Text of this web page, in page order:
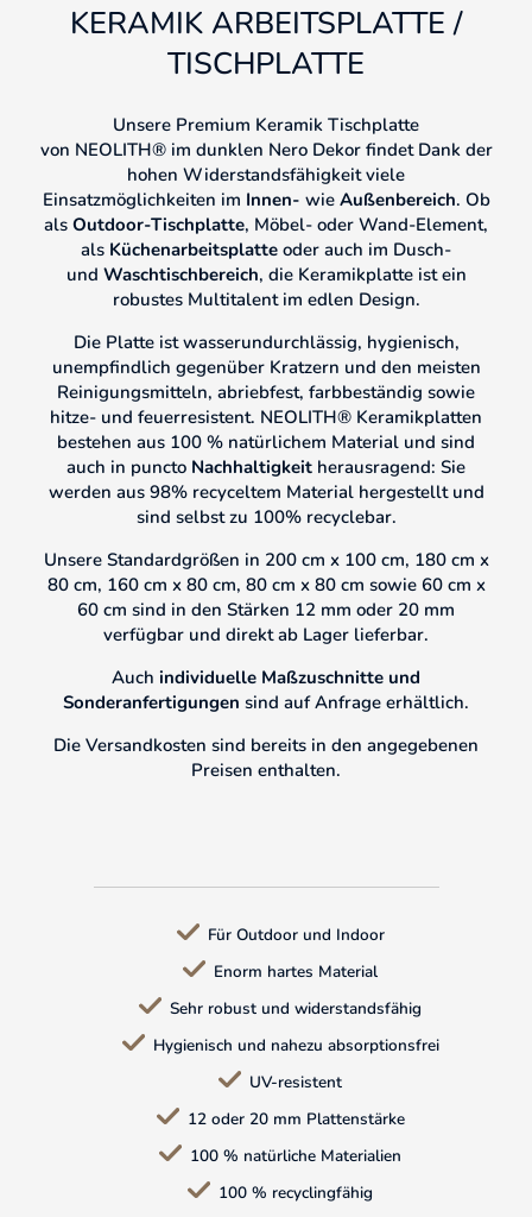
KERAMIK ARBEITSPLATTE /
TISCHPLATTE
Unsere Premium Keramik Tischplatte
von NEOLITH® im dunklen Nero Dekor findet Dank der
hohen Widerstandsfähigkeit viele
Einsatzmöglichkeiten im Innen- wie Außenbereich. Ob
als Outdoor-Tischplatte, Möbel- oder Wand-Element,
als Küchenarbeitsplatte oder auch im Dusch-
und Waschtischbereich, die Keramikplatte ist ein
robustes Multitalent im edlen Design.
Die Platte ist wasserundurchlässig, hygienisch,
unempfindlich gegenüber Kratzern und den meisten
Reinigungsmitteln, abriebfest, farbbeständig sowie
hitze- und feuerresistent. NEOLITH® Keramikplatten
bestehen aus 100 % natürlichem Material und sind
auch in puncto Nachhaltigkeit herausragend: Sie
werden aus 98% recyceltem Material hergestellt und
sind selbst zu 100% recyclebar.
Unsere Standardgrößen in 200 cm x 100 cm, 180 cm x
80 cm, 160 cm x 80 cm, 80 cm x 80 cm sowie 60 cm x
60 cm sind in den Stärken 12 mm oder 20 mm
verfügbar und direkt ab Lager lieferbar.
Auch individuelle Maßzuschnitte und
Sonderanfertigungen sind auf Anfrage erhältlich.
Die Versandkosten sind bereits in den angegebenen
Preisen enthalten.
Für Outdoor und Indoor
Enorm hartes Material
Sehr robust und widerstandsfähig
Hygienisch und nahezu absorptionsfrei
UV-resistent
12 oder 20 mm Plattenstärke
100 % natürliche Materialien
100 % recyclingfähig